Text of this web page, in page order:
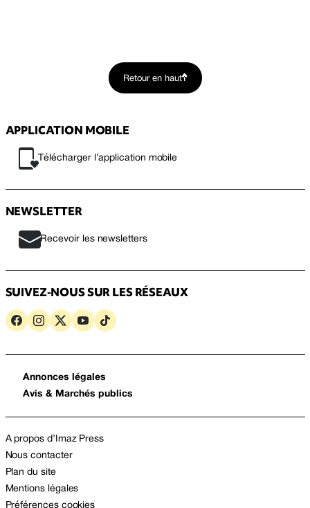
Retour en haut
APPLICATION MOBILE
Télécharger l’application mobile
NEWSLETTER
Recevoir les newsletters
SUIVEZ-NOUS SUR LES RÉSEAUX
Annonces légales
Avis & Marchés publics
A propos d’Imaz Press
Nous contacter
Plan du site
Mentions légales
Préférences cookies